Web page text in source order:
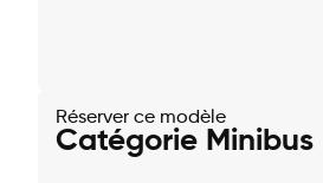
Réserver ce modèle
Catégorie Minibus